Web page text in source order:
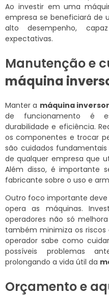
Ao investir em uma
empresa se beneficiará de
alto desempenho,
expectativas.
Manutenção e
máquina
Manter a máquina
de funcionamento é
durabilidade e eficiência.
os componentes e trocar
são cuidados
de qualquer empresa que
Além disso, é importante
fabricante sobre o uso e
Outro foco importante
opera as máquinas.
operadores não só
também minimiza os
operador sabe como
possíveis problemas
prolongando a vida útil da
Orçamento e